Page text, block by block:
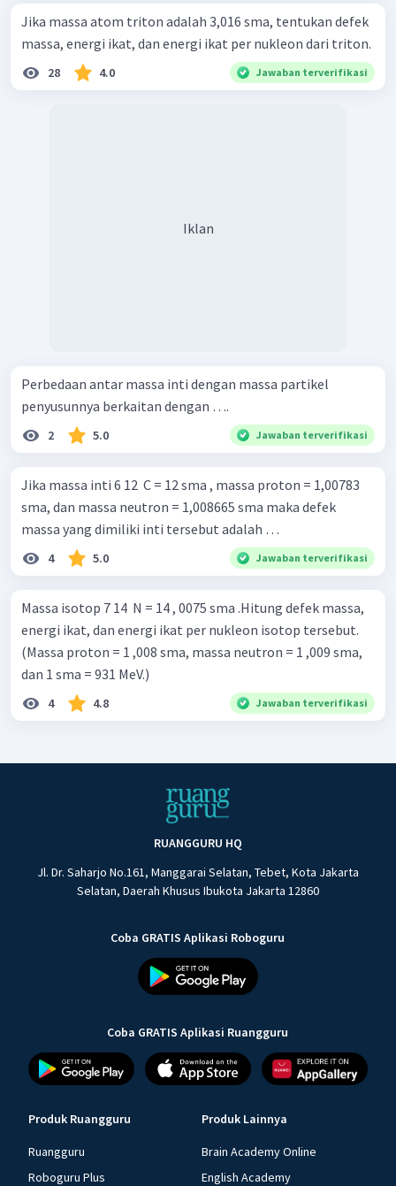
Jika massa atom triton adalah 3,016 sma, tentukan defek
massa, energi ikat, dan energi ikat per nukleon dari triton.
28 4.0 Jawaban terverifikasi
Iklan
Perbedaan antar massa inti dengan massa partikel
penyusunnya berkaitan dengan ….
2 5.0 Jawaban terverifikasi
Jika massa inti 6 12 ​ C = 12 sma , massa proton = 1,00783
sma, dan massa neutron = 1,008665 sma maka defek
massa yang dimiliki inti tersebut adalah …
4 5.0 Jawaban terverifikasi
Massa isotop 7 14 ​ N = 14 , 0075 sma .Hitung defek massa,
energi ikat, dan energi ikat per nukleon isotop tersebut.
(Massa proton = 1 ,008 sma, massa neutron = 1 ,009 sma,
dan 1 sma = 931 MeV.)
4 4.8 Jawaban terverifikasi
RUANGGURU HQ
Jl. Dr. Saharjo No.161, Manggarai Selatan, Tebet, Kota Jakarta
Selatan, Daerah Khusus Ibukota Jakarta 12860
Coba GRATIS Aplikasi Roboguru
Coba GRATIS Aplikasi Ruangguru
Produk Ruangguru
Ruangguru
Roboguru Plus
Produk Lainnya
Brain Academy Online
English Academy